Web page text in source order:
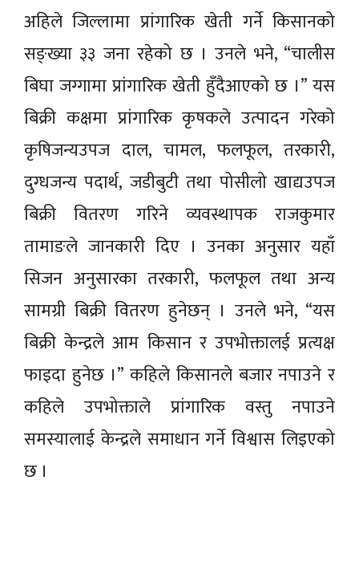
अहिले जिल्लामा प्रांगारिक खेती गर्ने किसानको
सङ्ख्या ३३ जना रहेको छ । उनले भने, “चालीस
बिघा जग्गामा प्रांगारिक खेती हुँदैआएको छ ।” यस
बिक्री कक्षमा प्रांगारिक कृषकले उत्पादन गरेको
कृषिजन्यउपज दाल, चामल, फलफूल, तरकारी,
दुग्धजन्य पदार्थ, जडीबुटी तथा पोसीलो खाद्यउपज
बिक्री वितरण गरिने व्यवस्थापक राजकुमार
तामाङले जानकारी दिए । उनका अनुसार यहाँ
सिजन अनुसारका तरकारी, फलफूल तथा अन्य
सामग्री बिक्री वितरण हुनेछन् । उनले भने, “यस
बिक्री केन्द्रले आम किसान र उपभोक्तालई प्रत्यक्ष
फाइदा हुनेछ ।” कहिले किसानले बजार नपाउने र
कहिले उपभोक्ताले प्रांगारिक वस्तु नपाउने
समस्यालाई केन्द्रले समाधान गर्ने विश्वास लिइएको
छ ।